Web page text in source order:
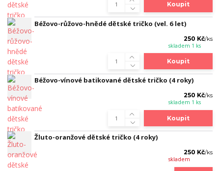
Koupit
Béžovo-růžovo-hnědé dětské tričko (vel. 6 let)
250 Kč/ks
skladem 1 ks
Koupit
Béžovo-vínové batikované dětské tričko (4 roky)
250 Kč/ks
skladem 1 ks
Koupit
Žluto-oranžové dětské tričko (4 roky)
250 Kč/ks
skladem